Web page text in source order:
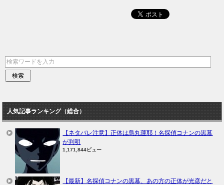
人気記事ランキング（総合）
【ネタバレ注意】正体は烏丸蓮耶！名探偵コナンの黒幕
が判明
1,171,844ビュー
【最新】名探偵コナンの黒幕、あの方の正体が光彦だと